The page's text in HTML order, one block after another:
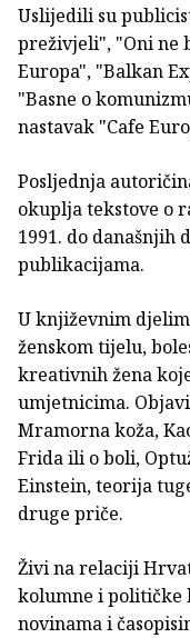
Uslijedili su
preživjeli", "Oni ne
Europa", "Balkan
"Basne o
nastavak "Cafe
Posljednja
okuplja tekstove o
1991. do današnjih
publikacijama.
U književnim
ženskom tijelu,
kreativnih žena
umjetnicima.
Mramorna koža,
Frida ili o boli,
Einstein, teorija
druge priče.
Živi na relaciji
kolumne i političke
novinama i